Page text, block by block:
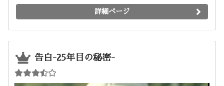
詳細ページ
告白-25年目の秘密-